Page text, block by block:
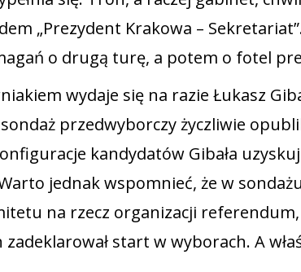
„Prezydent Krakowa –
o drugą turę, a potem o fotel
wydaje się na razie Łukasz
przedwyborczy życzliwie
kandydatów Gibała
jednak wspomnieć, że w
na rzecz organizacji referendum,
zadeklarował start w wyborach. A